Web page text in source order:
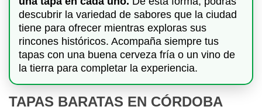
descubrir la variedad de sabores que la ciudad
tiene para ofrecer mientras exploras sus
rincones históricos. Acompaña siempre tus
tapas con una buena cerveza fría o un vino de
la tierra para completar la experiencia.
TAPAS BARATAS EN CÓRDOBA